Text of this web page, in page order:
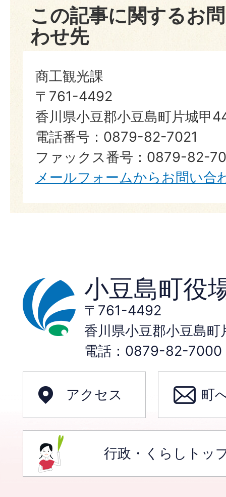
この記事に関するお
わせ先
商工観光課
〒761-4492
香川県小豆郡小豆島町片城甲
電話番号：0879-82-7021
ファックス番号：0879-82-
メールフォームからお問い合
小豆島町役
〒761-4492
香川県小豆郡小豆島
電話：0879-82-7000
アクセス 町
行政・くらしトッ